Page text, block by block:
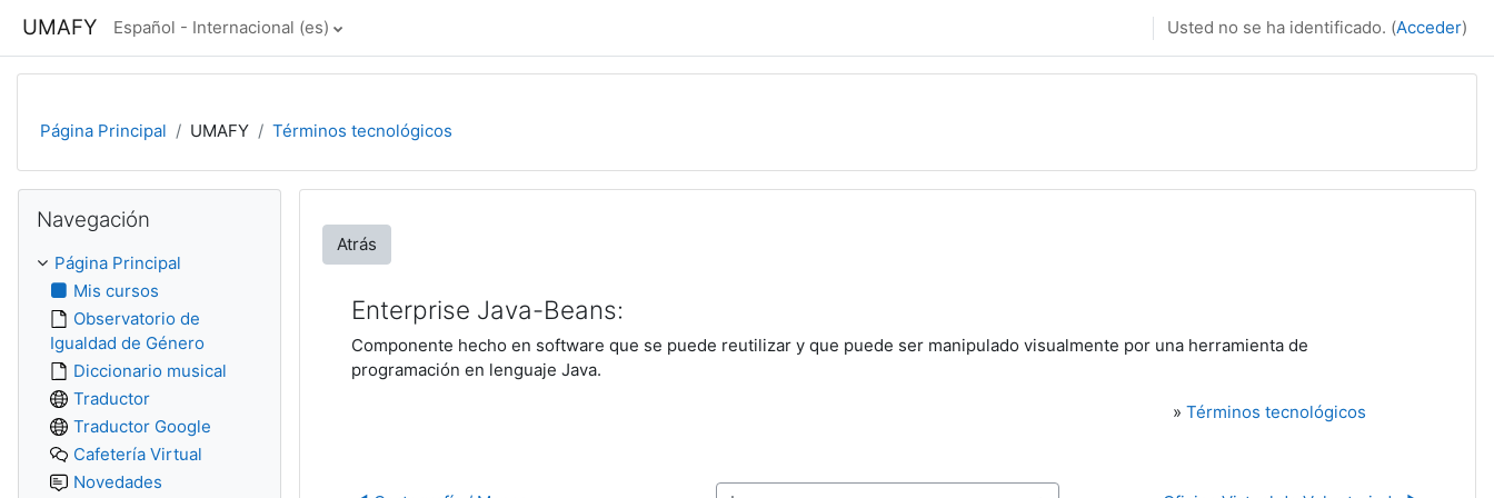
UMAFY Español - Internacional ‎(es)‎ Usted no se ha identificado. (Acceder)
Página Principal UMAFY Términos tecnológicos
Atrás
Enterprise Java-Beans:
Componente hecho en software que se puede reutilizar y que puede ser manipulado visualmente por una herramienta de
programación en lenguaje Java.
»Términos tecnológicos
Navegación
Página Principal
Mis cursos
Observatorio de
Igualdad de Género
Diccionario musical
Traductor
Traductor Google
Cafetería Virtual
Novedades